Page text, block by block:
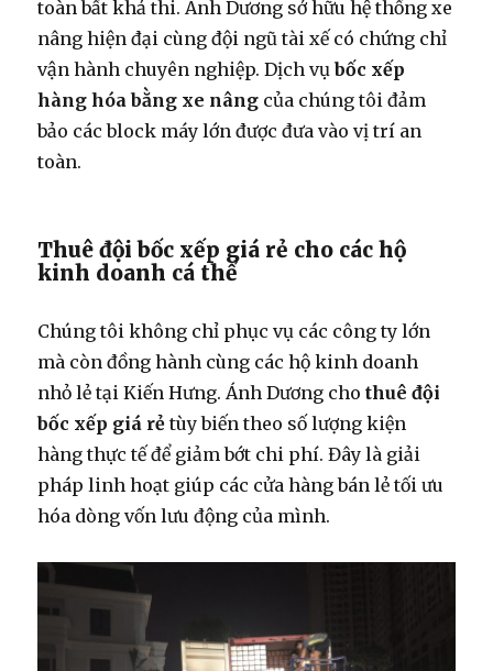
toàn bất khả thi. Ánh Dương sở hữu hệ thống xe
nâng hiện đại cùng đội ngũ tài xế có chứng chỉ
vận hành chuyên nghiệp. Dịch vụbốc xếp
hàng hóa bằng xe nâng của chúng tôi đảm
bảo các block máy lớn được đưa vào vị trí an
toàn.
Thuê đội bốc xếp giá rẻ cho các hộ
kinh doanh cá thể
Chúng tôi không chỉ phục vụ các công ty lớn
mà còn đồng hành cùng các hộ kinh doanh
nhỏ lẻ tại Kiến Hưng. Ánh Dương chothuê đội
bốc xếp giá rẻ tùy biến theo số lượng kiện
hàng thực tế để giảm bớt chi phí. Đây là giải
pháp linh hoạt giúp các cửa hàng bán lẻ tối ưu
hóa dòng vốn lưu động của mình.